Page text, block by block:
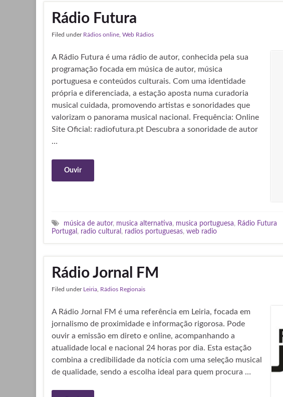
Rádio Futura
Filed under Rádios online Web Rádios
A Rádio Futura é uma rádio de autor, conhecida pela sua
programação focada em música de autor, música
portuguesa e conteúdos culturais. Com uma identidade
própria e diferenciada, a estação aposta numa curadoria
musical cuidada, promovendo artistas e sonoridades que
valorizam o panorama musical nacional. Frequência: Online
Site Oficial: radiofutura.pt Descubra a sonoridade de autor
…
Ouvir
música de autor, musica alternativa, musica portuguesa, Rádio Futura
Portugal , radio cultural , radios portuguesas, web radio
Rádio Jornal FM
Filed under Leiria Rádios Regionais
A Rádio Jornal FM é uma referência em Leiria, focada em
jornalismo de proximidade e informação rigorosa. Pode
ouvir a emissão em direto e online, acompanhando a
atualidade local e nacional 24 horas por dia. Esta estação
combina a credibilidade da notícia com uma seleção musical
de qualidade, sendo a escolha ideal para quem procura …